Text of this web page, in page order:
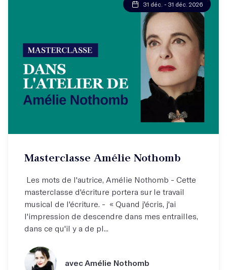
31 déc. - 31 déc. 2026
Masterclasse Amélie Nothomb
Les mots de l'autrice, Amélie Nothomb - Cette
masterclasse d'écriture portera sur le travail
musical de l'écriture. - « Quand j'écris, j'ai
l'impression de descendre dans mes entrailles,
dans ce qu'il y a de pl...
avec Amélie Nothomb